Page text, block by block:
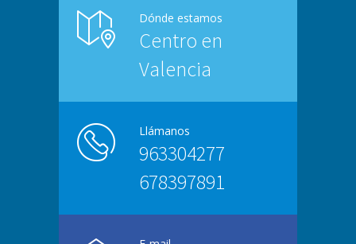
Dónde estamos
Centro en
Valencia
Llámanos
963304277
678397891